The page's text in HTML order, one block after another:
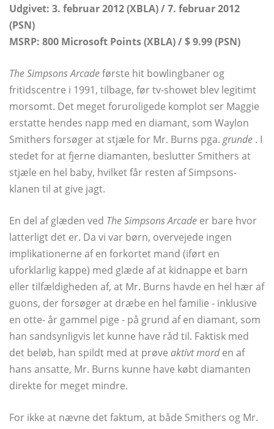
Udgivet: 3. februar 2012 (XBLA) / 7. februar 2012
(PSN)
MSRP: 800 Microsoft Points (XBLA) / $ 9.99 (PSN)
The Simpsons Arcadeførste hit bowlingbaner og
fritidscentre i 1991, tilbage, før tv-showet blev legitimt
morsomt. Det meget foruroligede komplot ser Maggie
erstatte hendes napp med en diamant, som Waylon
Smithers forsøger at stjæle for Mr. Burns pga. grunde . I
stedet for at fjerne diamanten, beslutter Smithers at
stjæle en hel baby, hvilket får resten af ​​Simpsons-
klanen til at give jagt.
En del af glæden ved The Simpsons Arcade er bare hvor
latterligt det er. Da vi var børn, overvejede ingen
implikationerne af en forkortet mand (iført en
uforklarlig kappe) med glæde af at kidnappe et barn
eller tilfældigheden af, at Mr. Burns havde en hel hær af
guons, der forsøger at dræbe en hel familie - inklusive
en otte- år gammel pige - på grund af en diamant, som
han sandsynligvis let kunne have råd til. Faktisk med
det beløb, han spildt med at prøve aktivt morden af ​​
hans ansatte, Mr. Burns kunne have købt diamanten
direkte for meget mindre.
For ikke at nævne det faktum, at både Smithers og Mr.